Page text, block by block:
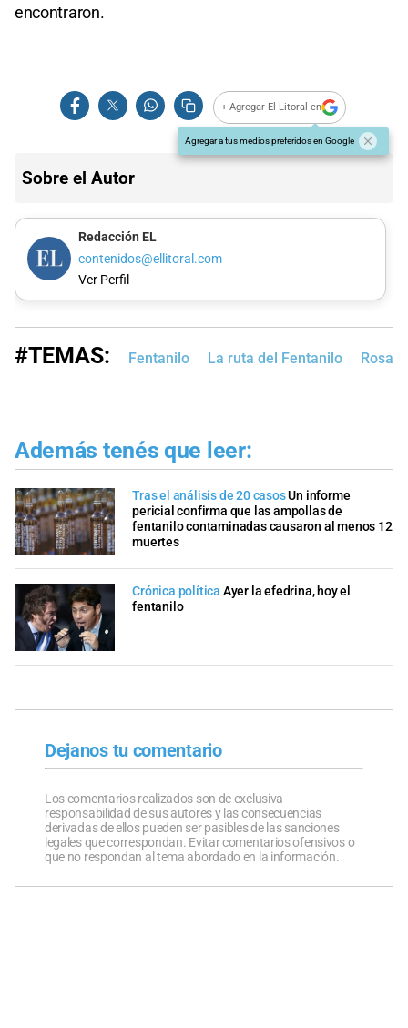
encontraron.
+ Agregar El Litoral en
Agregar a tus medios preferidos en Google
Sobre el Autor
Redacción EL
contenidos@ellitoral.com
Ver Perfil
#TEMAS: Fentanilo La ruta del Fentanilo
Además tenés que leer:
Tras el análisis de 20 casosUn informe
pericial confirma que las ampollas de
fentanilo contaminadas causaron al menos 12
muertes
Crónica política Ayer la efedrina, hoy el
fentanilo
Dejanos tu comentario
Los comentarios realizados son de exclusiva
responsabilidad de sus autores y las consecuencias
derivadas de ellos pueden ser pasibles de las sanciones
legales que correspondan. Evitar comentarios ofensivos o
que no respondan al tema abordado en la información.